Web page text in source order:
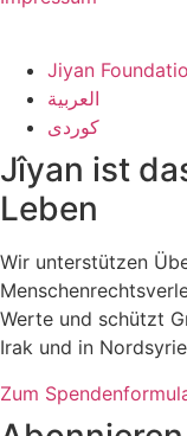
Jiyan
العربية
کوردی
Jîyan ist
Leben
Wir unterstützen
Werte und schützt
Irak und in
Zum